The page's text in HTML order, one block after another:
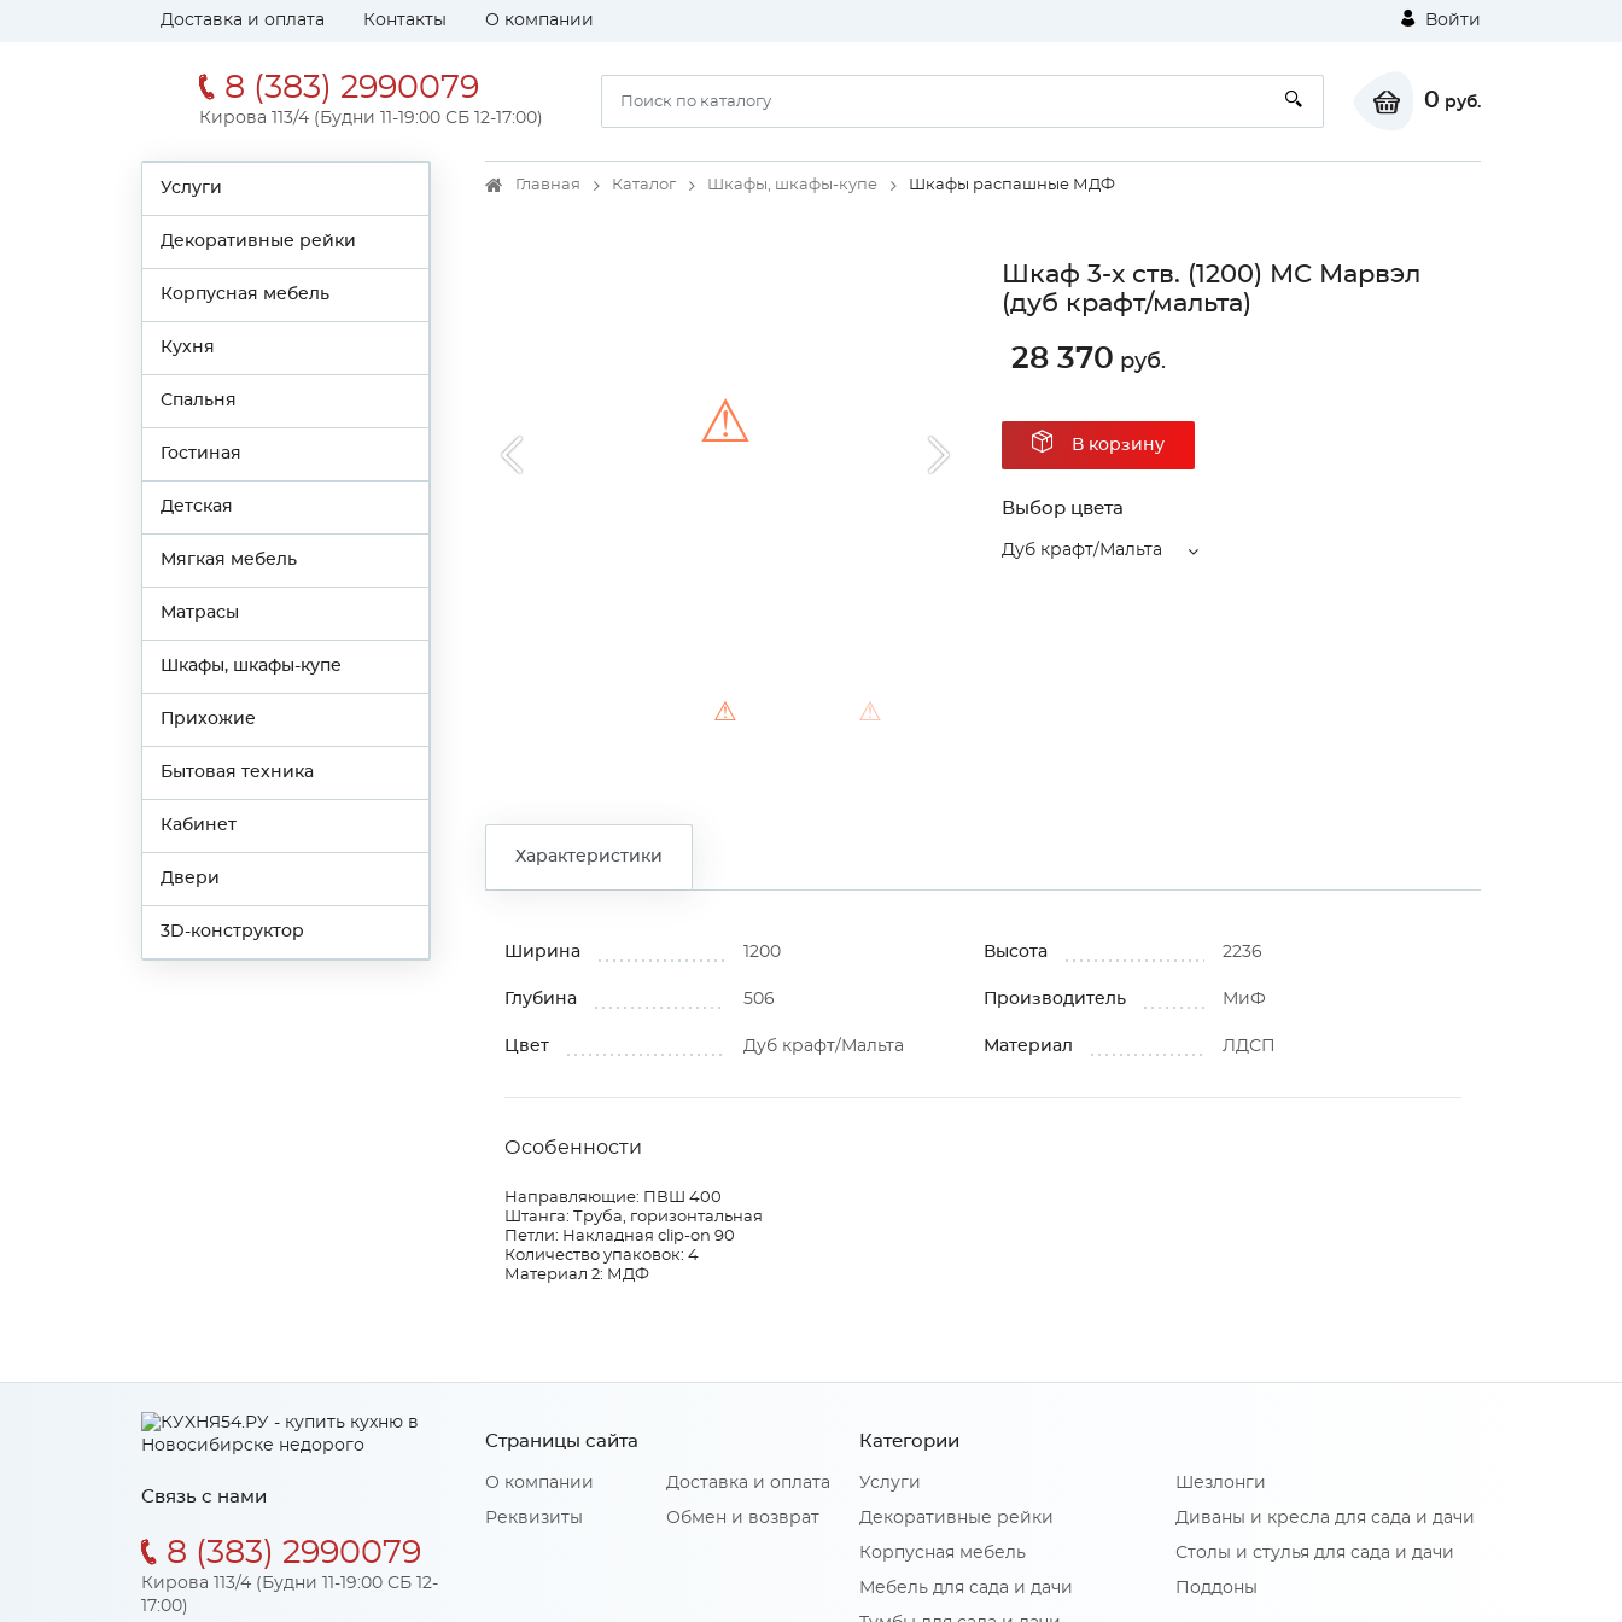
Доставка и оплата Контакты О компании Войти
8 (383) 2990079
Кирова 113/4 (Будни 11-19:00 СБ 12-17:00)
0 руб.
Услуги
Декоративные рейки
Корпусная мебель
Кухня
Спальня
Гостиная
Детская
Мягкая мебель
Матрасы
Шкафы, шкафы-купе
Прихожие
Бытовая техника
Кабинет
Двери
3D-конструктор
Главная Каталог Шкафы, шкафы-купе Шкафы распашные МДФ
⚠ ⚠
⚠ ⚠
Шкаф 3-х ств. (1200) МС Марвэл
(дуб крафт/мальта)
28 370 руб.
В корзину
Выбор цвета
Дуб крафт/Мальта
Характеристики
Ширина 1200 Высота 2236
Глубина 506 Производитель МиФ
Цвет Дуб крафт/Мальта Материал ЛДСП
Особенности
Направляющие: ПВШ 400
Штанга: Труба, горизонтальная
Петли: Накладная clip-on 90
Количество упаковок: 4
Материал 2: МДФ
Связь с нами
8 (383) 2990079
Кирова 113/4 (Будни 11-19:00 СБ 12-
17:00)
Страницы сайта
О компании
Реквизиты
Доставка и оплата
Обмен и возврат
Категории
Услуги
Декоративные рейки
Корпусная мебель
Мебель для сада и дачи
Шезлонги
Диваны и кресла для сада и дачи
Столы и стулья для сада и дачи
Поддоны